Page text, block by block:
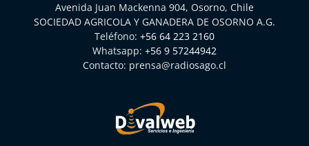
Avenida Juan Mackenna 904, Osorno, Chile
SOCIEDAD AGRICOLA Y GANADERA DE OSORNO A.G.
Teléfono: +56 64 223 2160
Whatsapp: +56 9 57244942
Contacto: prensa@radiosago.cl